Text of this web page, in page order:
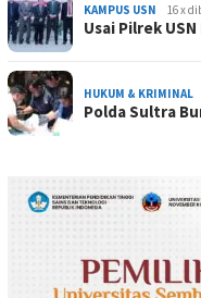
KAMPUS USN 16 x
Usai Pilrek
HUKUM & KRIMINAL
Polda Sultra